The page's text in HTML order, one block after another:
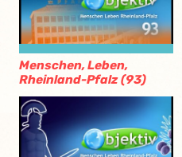
Menschen, Leben,
Rheinland-Pfalz (93)